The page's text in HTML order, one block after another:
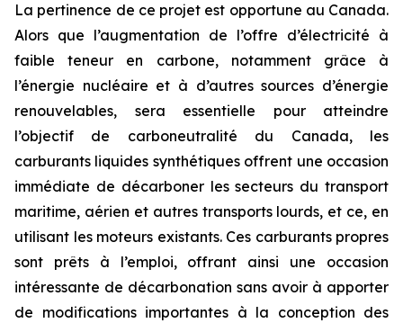
La pertinence de ce projet est opportune au Canada.
Alors que l’augmentation de l’offre d’électricité à
faible teneur en carbone, notamment grâce à
l’énergie nucléaire et à d’autres sources d’énergie
renouvelables, sera essentielle pour atteindre
l’objectif de carboneutralité du Canada, les
carburants liquides synthétiques offrent une occasion
immédiate de décarboner les secteurs du transport
maritime, aérien et autres transports lourds, et ce, en
utilisant les moteurs existants. Ces carburants propres
sont prêts à l’emploi, offrant ainsi une occasion
intéressante de décarbonation sans avoir à apporter
de modifications importantes à la conception des